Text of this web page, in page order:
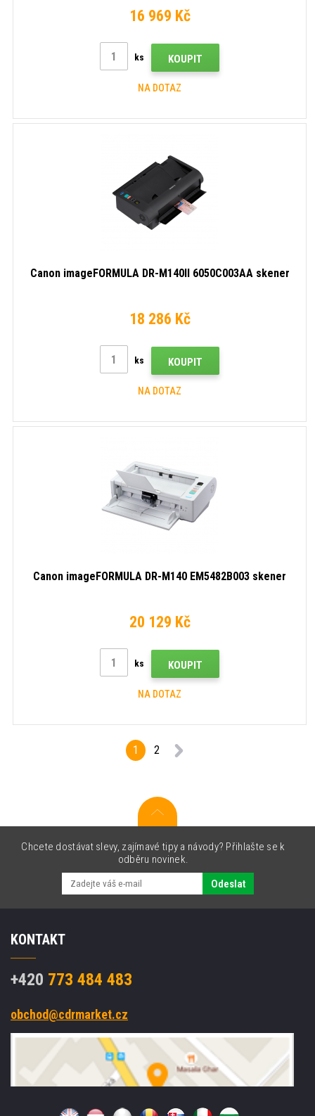
16 969 Kč
ks KOUPIT
NA DOTAZ
Canon imageFORMULA DR-M140II 6050C003AA skener
18 286 Kč
ks KOUPIT
NA DOTAZ
Canon imageFORMULA DR-M140 EM5482B003 skener
20 129 Kč
ks KOUPIT
NA DOTAZ
1 2
Chcete dostávat slevy, zajímavé tipy a návody? Přihlašte se k
odběru novinek.
Odeslat
KONTAKT
+420 773 484 483
obchod@cdrmarket.cz